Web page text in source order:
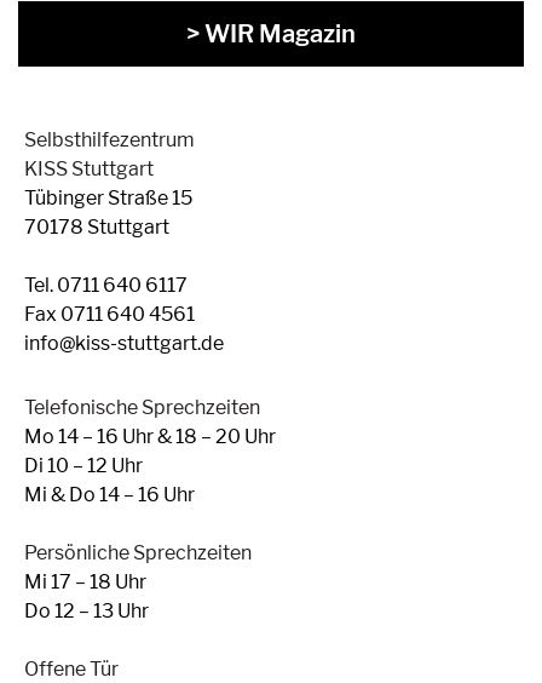
> WIR Magazin
Selbsthilfezentrum
KISS Stuttgart
Tübinger Straße 15
70178 Stuttgart
Tel. 0711 640 6117
Fax 0711 640 4561
info@kiss-stuttgart.de
Telefonische Sprechzeiten
Mo 14 – 16 Uhr & 18 – 20 Uhr
Di 10 – 12 Uhr
Mi & Do 14 – 16 Uhr
Persönliche Sprechzeiten
Mi 17 – 18 Uhr
Do 12 – 13 Uhr
Offene Tür